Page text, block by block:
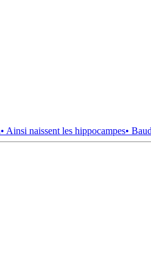
• Ainsi naissent les hippocampes•